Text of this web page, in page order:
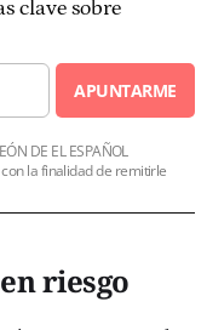
clave sobre
APUNTARME
DE EL ESPAÑOL
con la finalidad de remitirle
riesgo